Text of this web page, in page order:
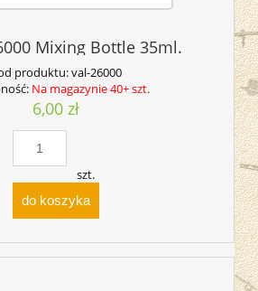
Mixing Bottle 35ml.
produktu:val-26000
Na magazynie 40+ szt.
6,00 zł
szt.
do koszyka